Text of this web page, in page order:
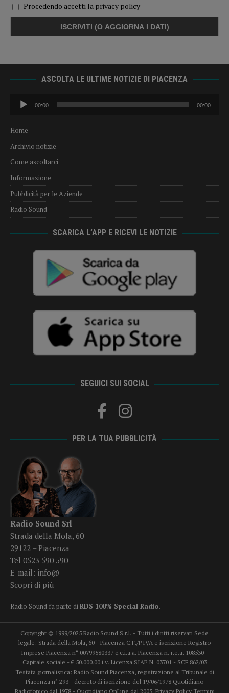
Procedendo accetti la privacy policy
ASCOLTA LE ULTIME NOTIZIE DI PIACENZA
Audio
Player
00:00 00:00
Home
Archivio notizie
Come ascoltarci
Informazione
Pubblicità per le Aziende
Radio Sound
SCARICA L’APP E RICEVI LE NOTIZIE
SEGUICI SUI SOCIAL
PER LA TUA PUBBLICITÀ
Radio Sound Srl
Strada della Mola, 60
29122 – Piacenza
Tel 0523 590 590
E-mail: info@
Scopri di più
Radio Sound fa parte diRDS 100% Special Radio.
Copyright © 1999/2025 Radio Sound S.r.l. - Tutti i diritti riservati Sede
legale: Strada della Mola, 60 - Piacenza C.F./P.IVA e iscrizione Registro
Imprese Piacenza n° 00799580337 c.c.i.a.a. Piacenza n. r.e.a. 108530 -
Capitale sociale - € 50.000,00 i.v. Licenza SIAE N. 03701 - SCF 862/03
Testata giornalistica: Radio Sound Piacenza, registrazione al Tribunale di
Piacenza n° 293 - decreto di iscrizione del 19/06/1978 Quotidiano
Radiofonico dal 1978 - Quotidiano OnLine dal 2005. Privacy Policy Termini